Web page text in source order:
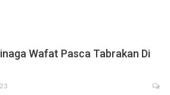
Wafat Pasca Tabrakan Di